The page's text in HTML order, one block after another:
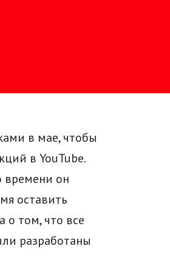
в мае, чтобы
в YouTube.
времени он
оставить
о том, что все
разработаны